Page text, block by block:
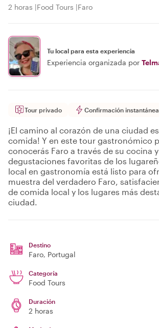
2 horas Food Tours Faro
Tu local para esta experiencia
Experiencia organizada por
Tour privado Confirmación instantánea
¡El camino al corazón de una ciudad
comida! Y en este tour gastronómico
conocerás Faro a través de su cocina
degustaciones favoritas de los
local en gastronomía está listo para
muestra del verdadero Faro,
de comida local y los lugares más
ciudad.
Destino
Faro, Portugal
Categoría
Food Tours
Duración
2 horas